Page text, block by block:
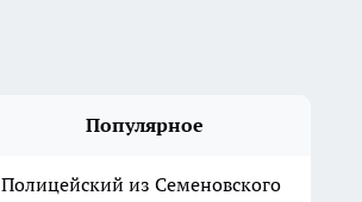
Популярное
Полицейский из Семеновского